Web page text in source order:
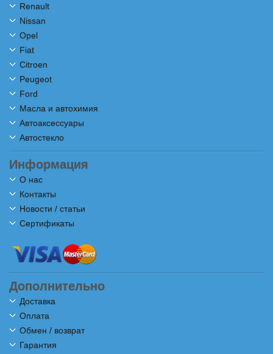
Renault
Nissan
Opel
Fiat
Citroen
Peugeot
Ford
Масла и автохимия
Автоаксессуары
Автостекло
Информация
О нас
Контакты
Новости / статьи
Сертификаты
Дополнительно
Доставка
Оплата
Обмен / возврат
Гарантия